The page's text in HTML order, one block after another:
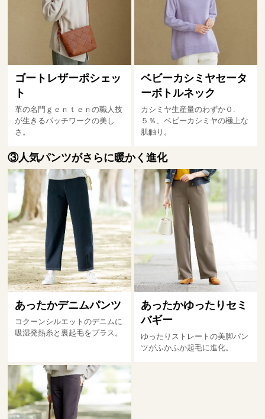
ゴートレザーポシェッ
ト
革の名門ｇｅｎｔｅｎの職人技
が生きるパッチワークの美し
さ。
ベビーカシミヤセータ
ーボトルネック
カシミヤ生産量のわずか０.
５％、ベビーカシミヤの極上な
肌触り。
③人気パンツがさらに暖かく進化
あったかデニムパンツ
コクーンシルエットのデニムに
吸湿発熱糸と裏起毛をプラス。
あったかゆったりセミ
バギー
ゆったりストレートの美脚パン
ツがふかふか起毛に進化。